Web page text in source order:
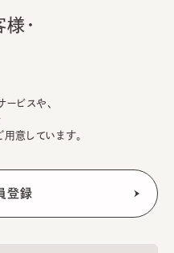
・
ビスや、
意しています。